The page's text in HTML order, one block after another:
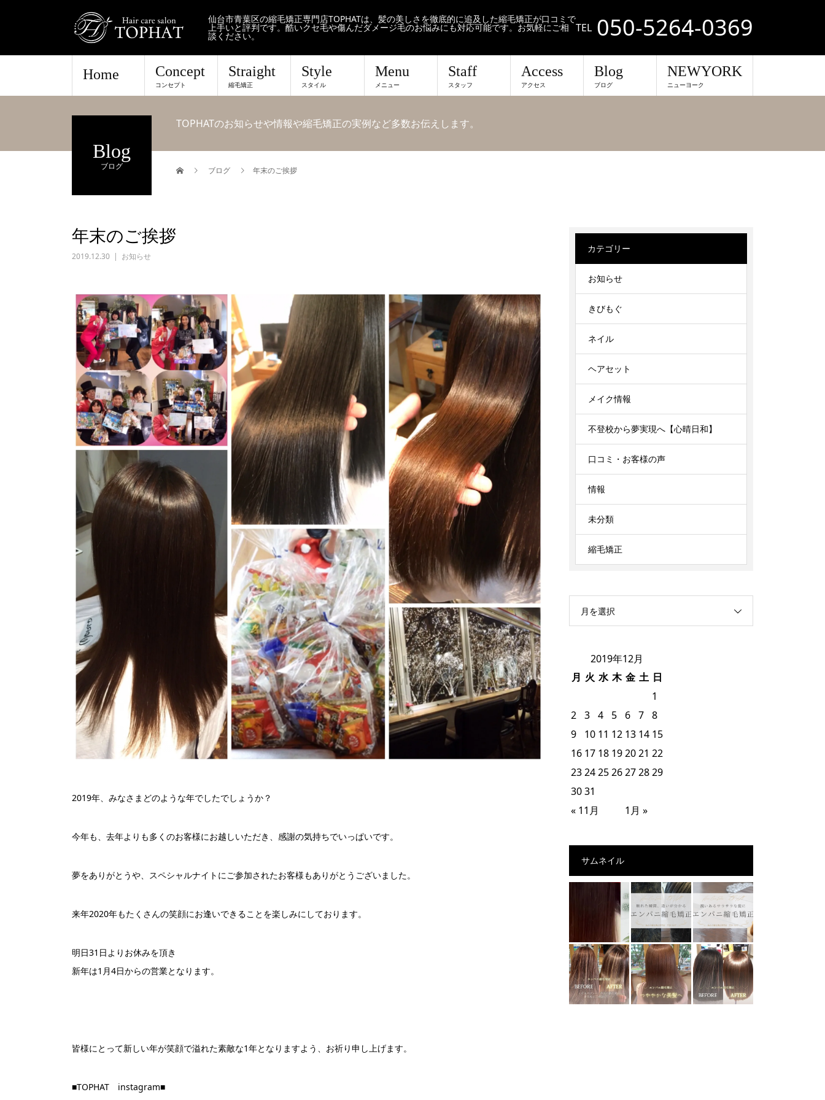
仙台市青葉区の縮毛矯正専門店TOPHATは、髪の美しさを徹底的に追及した縮毛矯正が口コミで
上手いと評判です。酷いクセ毛や傷んだダメージ毛のお悩みにも対応可能です。お気軽にご相
談ください。
TEL 050-5264-0369
Home Concept
コンセプト
Straight
縮毛矯正
Style
スタイル
Menu
メニュー
Staff
スタッフ
Access
アクセス
Blog
ブログ
NEWYORK
ニューヨーク
Blog
ブログ
TOPHATのお知らせや情報や縮毛矯正の実例など多数お伝えします。
ブログ 年末のご挨拶
年末のご挨拶
2019.12.30 お知らせ
2019年、みなさまどのような年でしたでしょうか？
今年も、去年よりも多くのお客様にお越しいただき、感謝の気持ちでいっぱいです。
夢をありがとうや、スペシャルナイトにご参加されたお客様もありがとうございました。
来年2020年もたくさんの笑顔にお逢いできることを楽しみにしております。
明日31日よりお休みを頂き
新年は1月4日からの営業となります。
皆様にとって新しい年が笑顔で溢れた素敵な1年となりますよう、お祈り申し上げます。
■TOPHAT instagram■
カテゴリー
お知らせ
きびもぐ
ネイル
ヘアセット
メイク情報
不登校から夢実現へ【心晴日和】
口コミ・お客様の声
情報
未分類
縮毛矯正
月を選択
2019年12月
月 火 水 木 金 土 日
« 11月 1月 »
1
2 3 4 5 6 7 8
9
10 11 12 13 14 15
16 17 18 192021 22
23242526272829
3031
サムネイル